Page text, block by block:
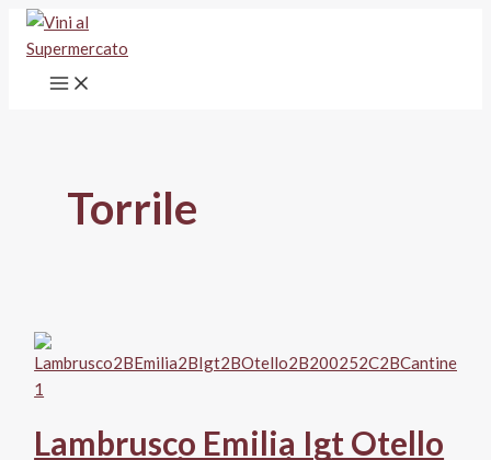
Vai
contenuto
Torrile
Lambrusco Emilia Igt Otello